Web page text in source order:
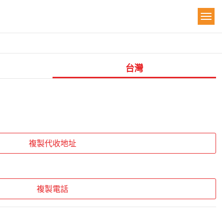
台灣
複製代收地址
複製電話